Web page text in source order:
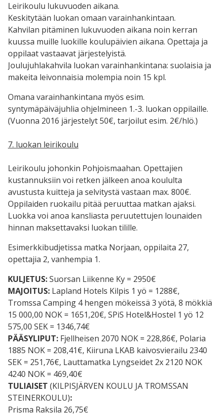
Leirikoulu lukuvuoden aikana.
Keskitytään luokan omaan varainhankintaan.
Kahvilan pitäminen lukuvuoden aikana noin kerran
kuussa muille luokille koulupäivien aikana. Opettaja ja
oppilaat vastaavat järjestelyistä.
Joulujuhlakahvila luokan varainhankintana: suolaisia ja
makeita leivonnaisia molempia noin 15 kpl.
Omana varainhankintana myös esim.
syntymäpäiväjuhlia ohjelmineen 1.-3. luokan oppilaille.
(Vuonna 2016 järjestelyt 50€, tarjoilut esim. 2€/hlö.)
7. luokan leirikoulu
Leirikoulu johonkin Pohjoismaahan. Opettajien
kustannuksiin voi retken jälkeen anoa koululta
avustusta kuitteja ja selvitystä vastaan max. 800€.
Oppilaiden ruokailu pitää peruuttaa matkan ajaksi.
Luokka voi anoa kansliasta peruutettujen lounaiden
hinnan maksettavaksi luokan tilille.
Esimerkkibudjetissa matka Norjaan, oppilaita 27,
opettajia 2, vanhempia 1.
KULJETUS:Suorsan Liikenne Ky = 2950€
MAJOITUS: Lapland Hotels Kilpis 1 yö = 1288€,
Tromssa Camping 4 hengen mökeissä 3 yötä, 8 mökkiä
15 000,00 NOK = 1651,20€, SPiS Hotel&Hostel 1 yö 12
575,00 SEK = 1346,74€
PÄÄSYLIPUT: Fjellheisen 2070 NOK = 228,86€, Polaria
1885 NOK = 208,41€, Kiiruna LKAB kaivosvierailu 2340
SEK = 251,76€, Lauttamatka Lyngseidet 2x 2120 NOK
4240 NOK = 469,40€
TULIAISET (KILPISJÄRVEN KOULU JA TROMSSAN
STEINERKOULU):
Prisma Raksila 26,75€